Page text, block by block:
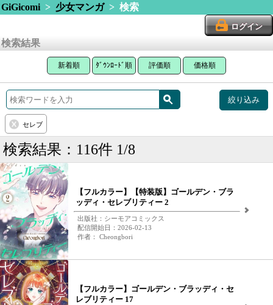
GiGicomi> 少女マンガ> 検索
ログイン
検索結果
新着順 ﾀﾞｳﾝﾛｰﾄﾞ順 評価順 価格順
絞り込み
セレブ
検索結果：116件 1/8
【フルカラー】【特装版】ゴールデン・ブラ
ッディ・セレブリティー 2
出版社：シーモアコミックス
配信開始日：2026-02-13
作者： Cheongbori
【フルカラー】ゴールデン・ブラッディ・セ
レブリティー 17